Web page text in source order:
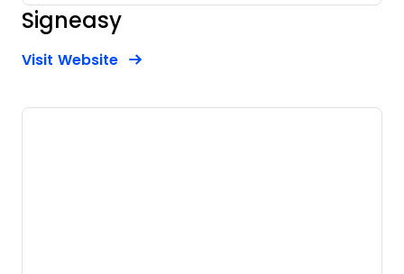
Signeasy
Visit WebsiteOpens New Window